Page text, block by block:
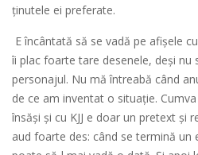
ținutele ei preferate.
E încântată să se vadă pe afișele
îi plac foarte tare desenele, deși nu
personajul. Nu mă întreabă când
de ce am inventat o situație.
însăși și cu KJJ e doar un pretext și
aud foarte des: când se termină un